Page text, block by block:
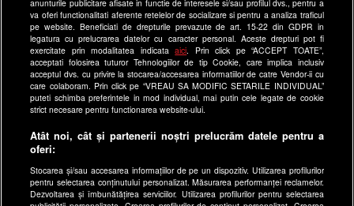
as.ro
catine.ro
chefi.ro
deparinti.ro
medicool.ro
spynews.ro
useit.ro
retetefeldefel.ro
anunturile publicitare afisate in functie de interesele si/sau profilul dvs., pentru a
va oferi functionalitati aferente retelelor de socializare si pentru a analiza traficul
pe website. Beneficiati de drepturile prevazute de art. 15-22 din GDPR in
legatura cu prelucrarea datelor cu caracter personal. Aceste drepturi pot fi
exercitate prin modalitatea indicataaici . Prin click pe “ACCEPT TOATE”,
acceptati folosirea tuturor Tehnologiilor de tip Cookie, care implica inclusiv
acceptul dvs. cu privire la stocarea/accesarea informatiilor de catre Vendor-ii cu
care colaboram. Prin click pe “VREAU SA MODIFIC SETARILE INDIVIDUAL”
puteti schimba preferintele in mod individual, mai putin cele legate de cookie
strict necesare pentru functionarea website-ului.
Atât noi, cât și partenerii noștri prelucrăm datele pentru a
oferi:
Stocarea și/sau accesarea informațiilor de pe un dispozitiv. Utilizarea profilurilor
pentru selectarea conținutului personalizat. Măsurarea performanței reclamelor.
Dezvoltarea și îmbunătățirea serviciilor. Utilizarea profilurilor pentru selectarea